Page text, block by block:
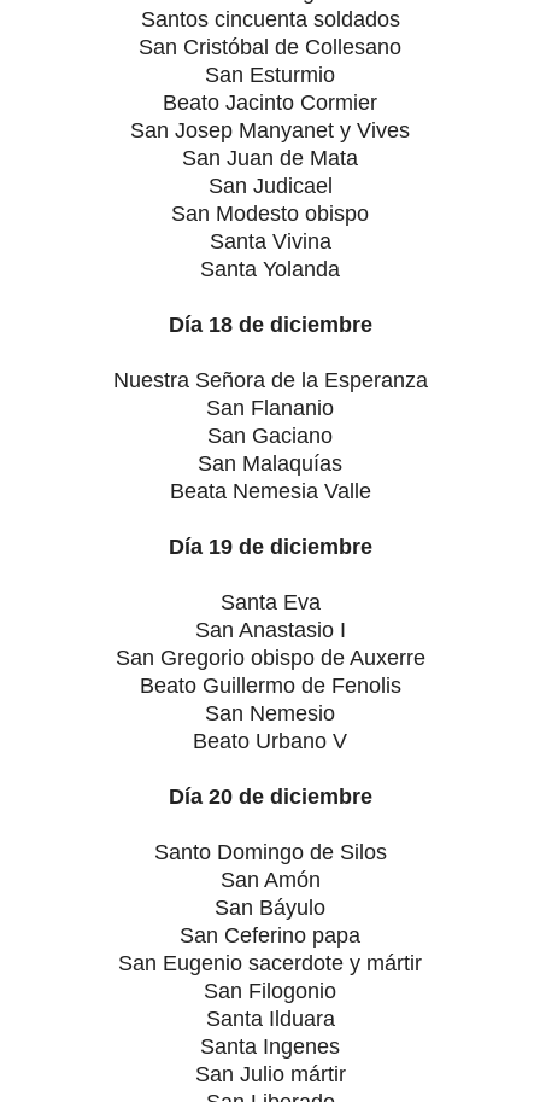
Santos cincuenta soldados
San Cristóbal de Collesano
San Esturmio
Beato Jacinto Cormier
San Josep Manyanet y Vives
San Juan de Mata
San Judicael
San Modesto obispo
Santa Vivina
Santa Yolanda
Día 18 de diciembre
Nuestra Señora de la Esperanza
San Flananio
San Gaciano
San Malaquías
Beata Nemesia Valle
Día 19 de diciembre
Santa Eva
San Anastasio I
San Gregorio obispo de Auxerre
Beato Guillermo de Fenolis
San Nemesio
Beato Urbano V
Día 20 de diciembre
Santo Domingo de Silos
San Amón
San Báyulo
San Ceferino papa
San Eugenio sacerdote y mártir
San Filogonio
Santa Ilduara
Santa Ingenes
San Julio mártir